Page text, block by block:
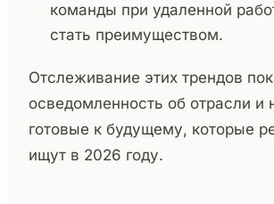
команды при удаленной
стать преимуществом.
Отслеживание этих трендов
осведомленность об отрасли и
готовые к будущему, которые
ищут в 2026 году.